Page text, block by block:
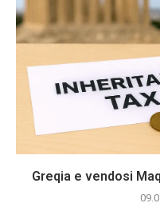
Greqia e vendosi